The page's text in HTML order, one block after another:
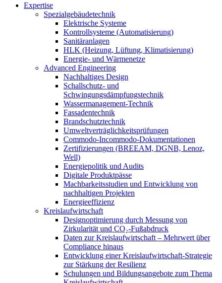
Expertise
Spezialgebäudetechnik
Elektrische Systeme
Kontrollsysteme (Automatisierung)
Sanitäranlagen
HLK (Heizung, Lüftung, Klimatisierung)
Energie- und Wärmenetze
Advanced Engineering
Nachhaltiges Design
Schallschutz- und
Schwingungsdämpfungstechnik
Wassermanagement-Technik
Fassadentechnik
Brandschutztechnik
Umweltverträglichkeitsprüfungen
Commodo-Incommodo-Dokumentationen
Zertifizierungen (BREEAM, DGNB, Lenoz,
Well)
Energiepolitik und Audits
Digitale Produktpässe
Machbarkeitsstudien und Entwicklung von
nachhaltigen Projekten
Energieeffizienz
Kreislaufwirtschaft
Designoptimierung durch Messung von
Zirkularität und CO₂-Fußabdruck
Daten zur Kreislaufwirtschaft – Mehrwert über
Compliance hinaus
Entwicklung einer Kreislaufwirtschaft-Strategie
zur Stärkung der Resilienz
Schulungen und Bildungsangebote zum Thema